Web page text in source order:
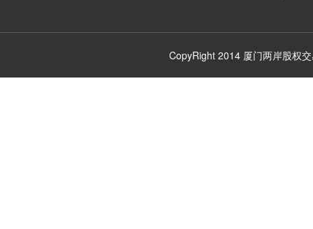
CopyRight 2014 厦门两岸股权